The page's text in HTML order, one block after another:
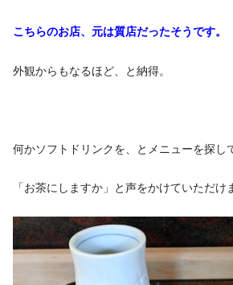
こちらのお店、元は質店だったそうです。
外観からもなるほど、と納得。
何かソフトドリンクを、とメニューを探し
「お茶にしますか」と声をかけていただけ